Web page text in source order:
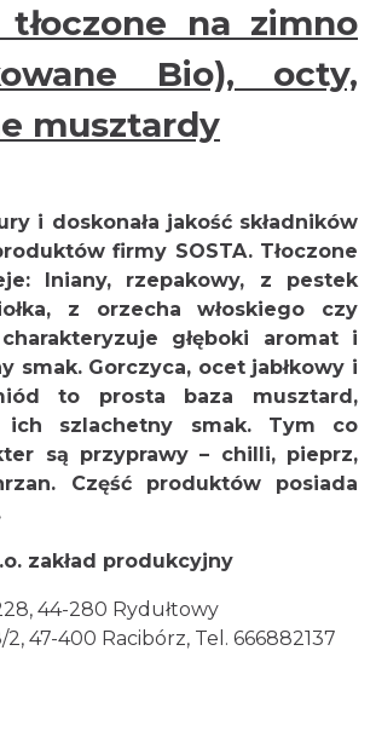
tłoczone na zimno
Bio), octy,
musztardy
i doskonała jakość składników
firmy SOSTA. Tłoczone
lniany, rzepakowy, z pestek
z orzecha włoskiego czy
głęboki aromat i
smak. Gorczyca, ocet jabłkowy i
to prosta baza musztard,
ich szlachetny smak. Tym co
są przyprawy – chilli, pieprz,
Część produktów posiada
zakład produkcyjny
44-280 Rydułtowy
47-400 Racibórz, Tel. 666882137